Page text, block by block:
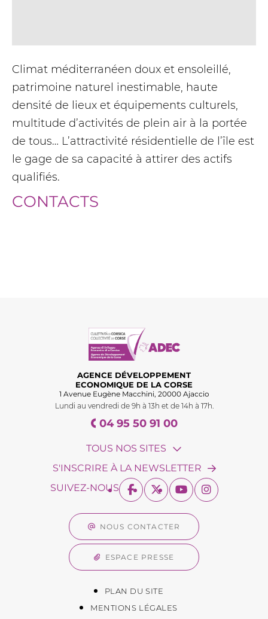
Climat méditerranéen doux et ensoleillé,
patrimoine naturel inestimable, haute
densité de lieux et équipements culturels,
multitude d’activités de plein air à la portée
de tous… L’attractivité résidentielle de l’île est
le gage de sa capacité à attirer des actifs
qualifiés.
CONTACTS
AGENCE DÉVELOPPEMENT
ECONOMIQUE DE LA CORSE
1 Avenue Eugène Macchini, 20000 Ajaccio
Lundi au vendredi de 9h à 13h et de 14h à 17h.
04 95 50 91 00
TOUS NOS SITES
S'INSCRIRE À LA NEWSLETTER
SUIVEZ-NOUS
NOUS CONTACTER
ESPACE PRESSE
PLAN DU SITE
MENTIONS LÉGALES